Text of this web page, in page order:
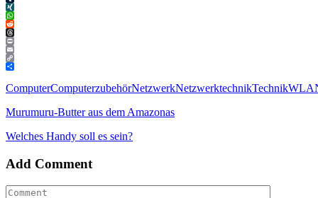
Tumblr
XING
WhatsApp
Reddit
Threads
Print
Email
Copy
Link
Teilen
ComputerComputerzubehörNetzwerkNetzwerktechnikTechnik
Murumuru-Butter aus dem Amazonas
Welches Handy soll es sein?
Add Comment